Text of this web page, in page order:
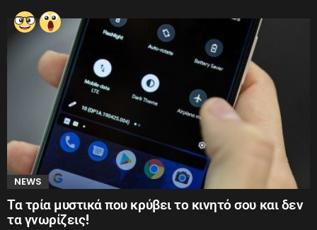
NEWS
Τα τρία μυστικά που κρύβει το κινητό σου και δεν
τα γνωρίζεις!